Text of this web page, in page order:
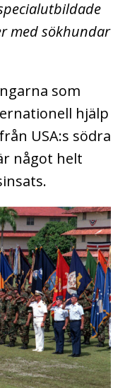
med sökhundar
som
hjälp
USA:s södra
något helt